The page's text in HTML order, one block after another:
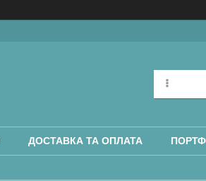
ДОСТАВКА ТА ОПЛАТА